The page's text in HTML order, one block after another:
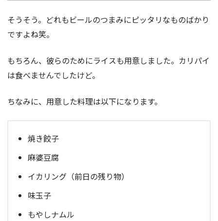
そうそう。どれもビールのつまみにピッタリなものばかり
ですよね笑。
もちろん、彼らのためにライスも用意しました。カリパイ
は食べませんでしたけど。
ちなみに、用意した料理は以下になります。
焼き餃子
麻婆豆腐
イカリング（前日の残り物）
味玉子
もやしナムル